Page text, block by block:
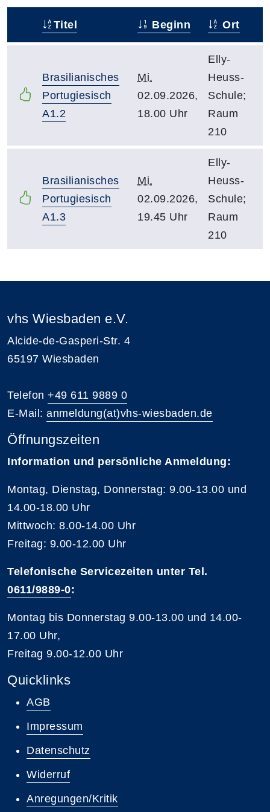
Titel Beginn Ort
Brasilianisches
Portugiesisch
A1.2
Mi.
02.09.2026,
18.00 Uhr
Elly-
Heuss-
Schule;
Raum
210
Brasilianisches
Portugiesisch
A1.3
Mi.
02.09.2026,
19.45 Uhr
Elly-
Heuss-
Schule;
Raum
210
vhs Wiesbaden e.V.
Alcide-de-Gasperi-Str. 4
65197 Wiesbaden
Telefon +49 611 9889 0
E-Mail: anmeldung(at)vhs-wiesbaden.de
Öffnungszeiten
Information und persönliche Anmeldung:
Montag, Dienstag, Donnerstag: 9.00-13.00 und
14.00-18.00 Uhr
Mittwoch: 8.00-14.00 Uhr
Freitag: 9.00-12.00 Uhr
Telefonische Servicezeiten unter Tel.
0611/9889-0:
Montag bis Donnerstag 9.00-13.00 und 14.00-
17.00 Uhr,
Freitag 9.00-12.00 Uhr
Quicklinks
AGB
Impressum
Datenschutz
Widerruf
Anregungen/Kritik